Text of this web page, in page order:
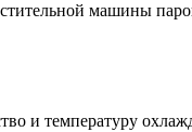
машины
и температуру